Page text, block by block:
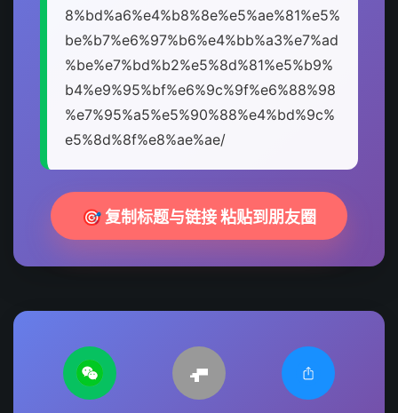
8%bd%a6%e4%b8%8e%e5%ae%81%e5%
be%b7%e6%97%b6%e4%bb%a3%e7%ad
%be%e7%bd%b2%e5%8d%81%e5%b9%
b4%e9%95%bf%e6%9c%9f%e6%88%98
%e7%95%a5%e5%90%88%e4%bd%9c%
e5%8d%8f%e8%ae%ae/
🎯 复制标题与链接 粘贴到朋友圈